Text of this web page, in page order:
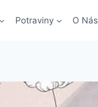
Potraviny O Nás